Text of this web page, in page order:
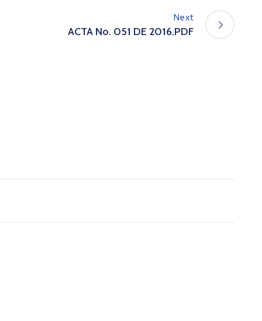
Next
ACTA No. 051 DE 2016.PDF